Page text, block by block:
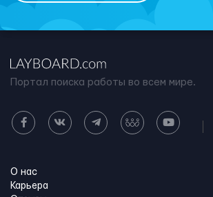
Портал поиска работы во всем мире.
О нас
Карьера